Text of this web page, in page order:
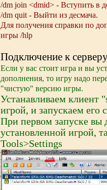
/dm join <dmid> - Вступить в
/dm quit - Выйти из десмача.
Для получения справки по
игры /hlp
Подключение к
Если у вас стоит игра и вы
дополнения, то игру надо
"чистую" версию игры.
Устанавливаем клиент "
игрой, и запускаем его
При первом запуске вы
установленной игрой,
Tools>Settings